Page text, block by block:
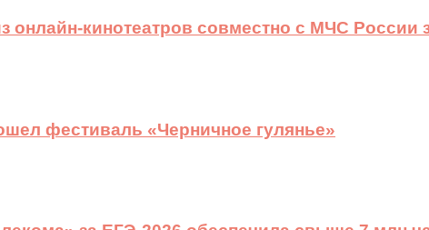
онлайн-кинотеатров совместно с МЧС России
фестиваль «Черничное гулянье»